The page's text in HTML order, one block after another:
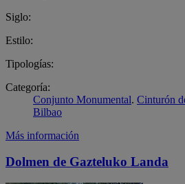
Siglo:
Estilo:
Tipologías:
Categoría:
Conjunto Monumental. Cinturón
Bilbao
Más información
Dolmen de Gazteluko Landa